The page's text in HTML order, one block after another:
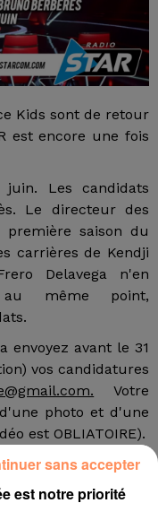
Kids sont de retour
est encore une fois
Les candidats
Le directeur des
première saison du
carrières de Kendji
Delavega n'en
au même point,
envoyez avant le 31
vos candidatures
Votre
photo et d'une
est OBLIATOIRE).
de 6 ans (pour The
autorisées (pas de
chanter soit en
est notre priorité
sans accepter